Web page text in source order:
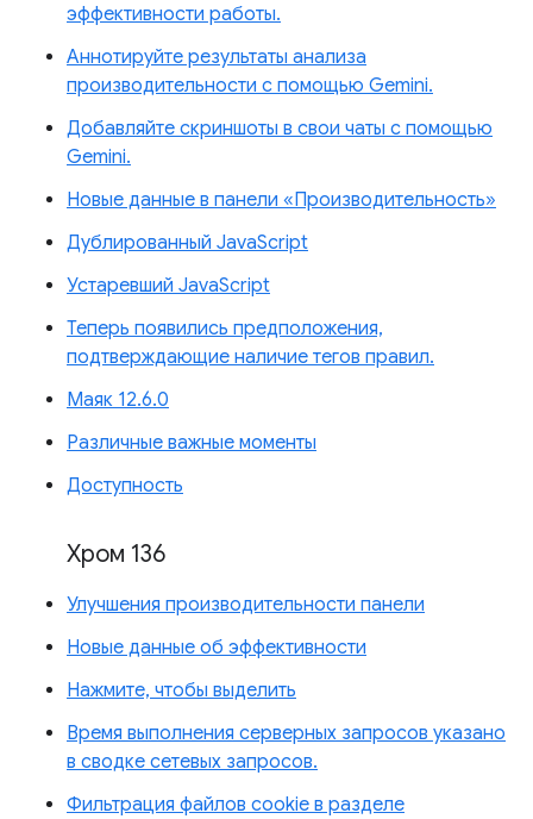
эффективности работы.
Аннотируйте результаты анализа
производительности с помощью Gemini.
Добавляйте скриншоты в свои чаты с помощью
Gemini.
Новые данные в панели «Производительность»
Дублированный JavaScript
Устаревший JavaScript
Теперь появились предположения,
подтверждающие наличие тегов правил.
Маяк 12.6.0
Различные важные моменты
Доступность
Хром 136
Улучшения производительности панели
Новые данные об эффективности
Нажмите, чтобы выделить
Время выполнения серверных запросов указано
в сводке сетевых запросов.
Фильтрация файлов cookie в разделе